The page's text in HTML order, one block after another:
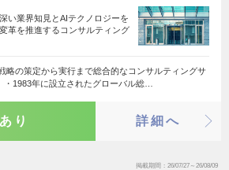
い業界知見とAIテクノロジーを
革を推進するコンサルティング
略の策定から実行まで総合的なコンサルティングサ
・1983年に設立されたグローバル総…
り 詳細へ
掲載期間 26/07/27～26/08/09